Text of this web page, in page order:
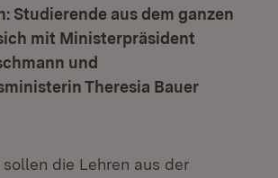
Studierende aus dem ganzen
mit Ministerpräsident
und
Theresia Bauer
die Lehren aus der